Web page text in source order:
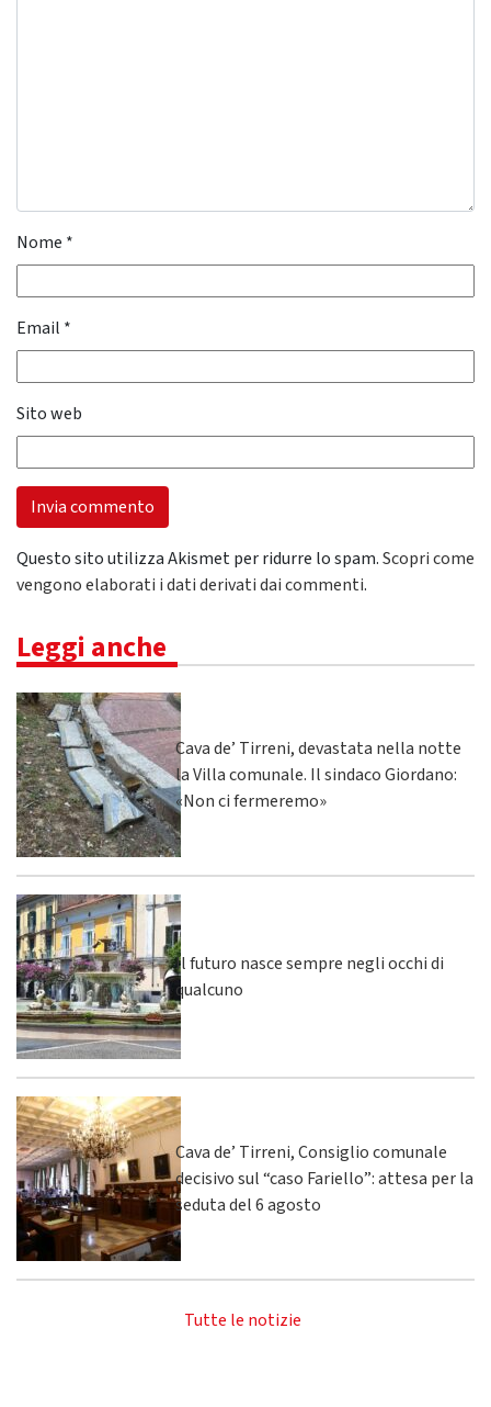
Nome *
Email *
Sito web
Questo sito utilizza Akismet per ridurre lo spam.Scopri come
vengono elaborati i dati derivati dai commenti.
Leggi anche
Cava de’ Tirreni, devastata nella notte
la Villa comunale. Il sindaco Giordano:
«Non ci fermeremo»
Il futuro nasce sempre negli occhi di
qualcuno
Cava de’ Tirreni, Consiglio comunale
decisivo sul “caso Fariello”: attesa per la
seduta del 6 agosto
Tutte le notizie